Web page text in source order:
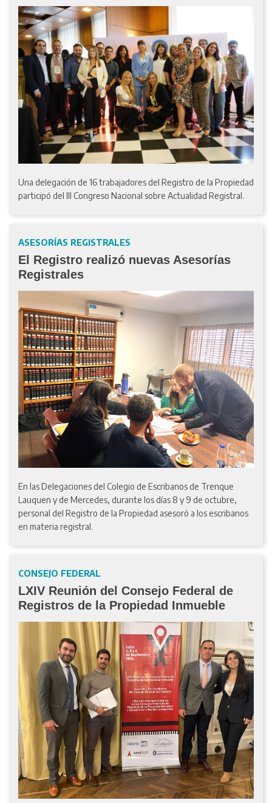
Una delegación de 16 trabajadores del Registro de la Propiedad
participó del III Congreso Nacional sobre Actualidad Registral.
ASESORÍAS REGISTRALES
El Registro realizó nuevas Asesorías
Registrales
En las Delegaciones del Colegio de Escribanos de Trenque
Lauquen y de Mercedes, durante los días 8 y 9 de octubre,
personal del Registro de la Propiedad asesoró a los escribanos
en materia registral.
CONSEJO FEDERAL
LXIV Reunión del Consejo Federal de
Registros de la Propiedad Inmueble